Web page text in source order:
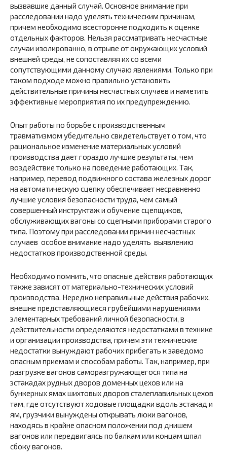
вызвавшие данный случай. Основное внимание при
расследовании надо уделять техническим причинам,
причем необходимо всесторонне подходить к оценке
отдельных факторов. Нельзя рассматривать несчастные
случаи изолированно, в отрыве от окружающих условий
внешней среды, не сопоставляя их со всеми
сопутствующими данному случаю явлениями. Только при
таком подходе можно правильно установить
действительные причины несчастных случаев и наметить
эффективные мероприятия по их предупреждению.
Опыт работы по борьбе с производственным
травматизмом убедительно свидетельствует о том, что
рациональное изменение материальных условий
производства дает гораздо лучшие результаты, чем
воздействие только на поведение работающих. Так,
например, перевод подвижного состава железных дорог
на автоматическую сцепку обеспечивает несравненно
лучшие условия безопасности труда, чем самый
совершенный инструктаж и обучение сцепщиков,
обслуживающих вагоны со сцепными приборами старого
типа. Поэтому при расследовании причин несчастных
случаев особое внимание надо уделять выявлению
недостатков производственной среды.
Необходимо помнить, что опасные действия работающих
также зависят от материально-технических условий
производства. Нередко неправильные действия рабочих,
внешне представляющиеся грубейшими нарушениями
элементарных требований личной безопасности, в
действительности определяются недостатками в технике
и организации производства, причем эти технические
недостатки вынуждают рабочих прибегать к заведомо
опасным приемам и способам работы. Так, например, при
разгрузке вагонов саморазгружающегося типа на
эстакадах рудных дворов доменных цехов или на
бункерных ямах шихтовых дворов сталеплавильных цехов
там, где отсутствуют ходовые площадки вдоль эстакад и
ям, грузчики вынуждены открывать люки вагонов,
находясь в крайне опасном положении под днишем
вагонов или передвигаясь по балкам или концам шпал
сбоку вагонов.